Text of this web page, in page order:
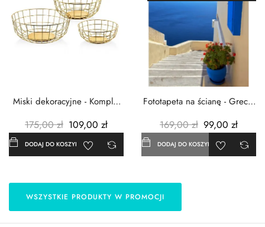
Miski dekoracyjne - Komplet
175,00 zł 109,00 zł
DODAJ DO KOSZYKA
Fototapeta na ścianę - Grecja
169,00 zł 99,00 zł
DODAJ DO KOSZYKA
WSZYSTKIE PRODUKTY W PROMOCJI